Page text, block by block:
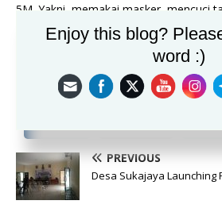
5M. Yakni, memakai masker, mencuci
menghindari kerumunan dan
“Kalau abai terhadap protokol
kemungkinan bisa terpapar Covid-19,”
PREVIOUS
Desa Sukajaya Launching
Enjoy this blog?
word :)